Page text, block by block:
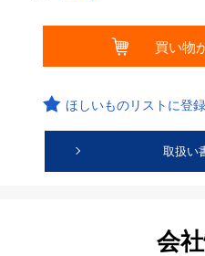
ほしいものリストに登録
取扱い
会